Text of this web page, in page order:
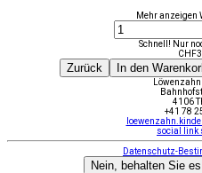
Mehr anzeigen
Schnell! Nur
CHF
Zurück In den
4106
+41 78
social link
Datenschutz-
Nein, behalten Sie es